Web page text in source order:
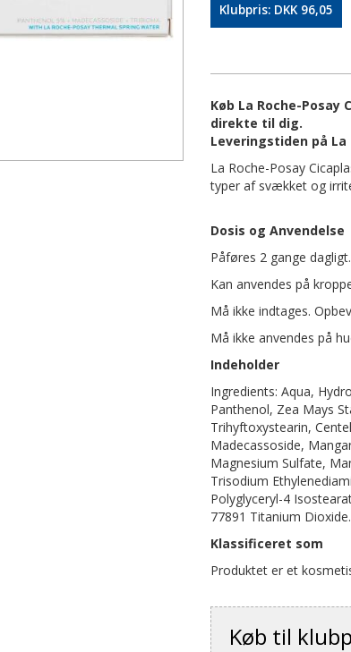
Klubpris: DKK 96,05
Køb La Roche-
direkte til dig.
Leveringstiden på La
La Roche-Posay
typer af svækket og
Dosis og Anvendelse
Påføres 2 gange
Kan anvendes på
Må ikke indtages.
Må ikke anvendes på
Indeholder
Ingredients: Aqua,
Panthenol, Zea Mays
Trihyftoxystearin,
Madecassoside,
Magnesium Sulfate,
Trisodium
Polyglyceryl-4
77891 Titanium Dioxide.
Klassificeret som
Produktet er et
Køb til